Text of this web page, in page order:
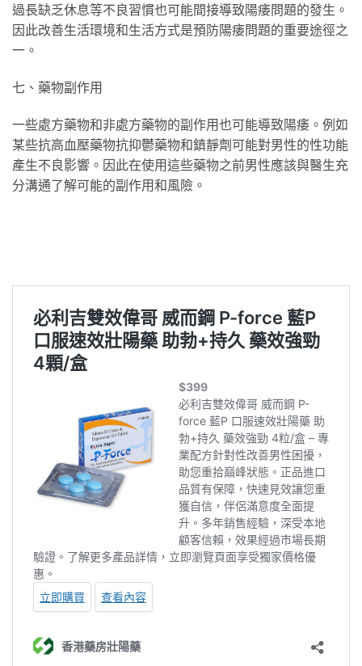
過長缺乏休息等不良習慣也可能間接導致陽痿問題的發生。
因此改善生活環境和生活方式是預防陽痿問題的重要途徑之
一。
七、藥物副作用
一些處方藥物和非處方藥物的副作用也可能導致陽痿。例如
某些抗高血壓藥物抗抑鬱藥物和鎮靜劑可能對男性的性功能
產生不良影響。因此在使用這些藥物之前男性應該與醫生充
分溝通了解可能的副作用和風險。